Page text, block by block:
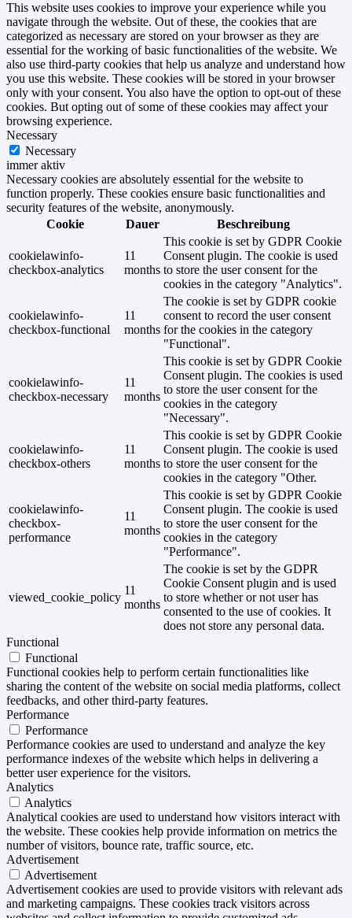
This website uses cookies to improve your experience while you
navigate through the website. Out of these, the cookies that are
categorized as necessary are stored on your browser as they are
essential for the working of basic functionalities of the website. We
also use third-party cookies that help us analyze and understand how
you use this website. These cookies will be stored in your browser
only with your consent. You also have the option to opt-out of these
cookies. But opting out of some of these cookies may affect your
browsing experience.
Necessary
Necessary
immer aktiv
Necessary cookies are absolutely essential for the website to
function properly. These cookies ensure basic functionalities and
security features of the website, anonymously.
Cookie
Dauer Beschreibung
cookielawinfo-
checkbox-analytics
11
months
This cookie is set by GDPR Cookie
Consent plugin. The cookie is used
to store the user consent for the
cookies in the category "Analytics".
cookielawinfo-
checkbox-functional
11
months
The cookie is set by GDPR cookie
consent to record the user consent
for the cookies in the category
"Functional".
cookielawinfo-
checkbox-necessary
11
months
This cookie is set by GDPR Cookie
Consent plugin. The cookies is used
to store the user consent for the
cookies in the category
"Necessary".
cookielawinfo-
checkbox-others
11
months
This cookie is set by GDPR Cookie
Consent plugin. The cookie is used
to store the user consent for the
cookies in the category "Other.
cookielawinfo-
checkbox-
performance
11
months
This cookie is set by GDPR Cookie
Consent plugin. The cookie is used
to store the user consent for the
cookies in the category
"Performance".
viewed_cookie_policy
11
months
The cookie is set by the GDPR
Cookie Consent plugin and is used
to store whether or not user has
consented to the use of cookies. It
does not store any personal data.
Functional
Functional
Functional cookies help to perform certain functionalities like
sharing the content of the website on social media platforms, collect
feedbacks, and other third-party features.
Performance
Performance
Performance cookies are used to understand and analyze the key
performance indexes of the website which helps in delivering a
better user experience for the visitors.
Analytics
Analytics
Analytical cookies are used to understand how visitors interact with
the website. These cookies help provide information on metrics the
number of visitors, bounce rate, traffic source, etc.
Advertisement
Advertisement
Advertisement cookies are used to provide visitors with relevant ads
and marketing campaigns. These cookies track visitors across